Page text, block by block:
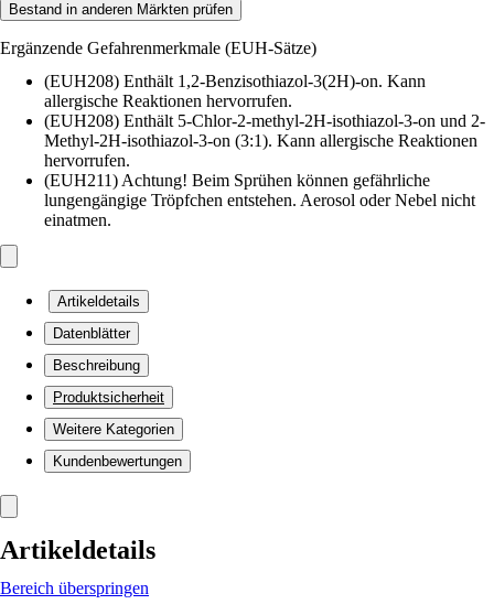
Bestand in anderen Märkten prüfen
Ergänzende Gefahrenmerkmale (EUH-Sätze)
(EUH208) Enthält 1,2-Benzisothiazol-3(2H)-on. Kann
allergische Reaktionen hervorrufen.
(EUH208) Enthält 5-Chlor-2-methyl-2H-isothiazol-3-on und 2-
Methyl-2H-isothiazol-3-on (3:1). Kann allergische Reaktionen
hervorrufen.
(EUH211) Achtung! Beim Sprühen können gefährliche
lungengängige Tröpfchen entstehen. Aerosol oder Nebel nicht
einatmen.
Artikeldetails
Datenblätter
Beschreibung
Produktsicherheit
Weitere Kategorien
Kundenbewertungen
Artikeldetails
Bereich überspringen